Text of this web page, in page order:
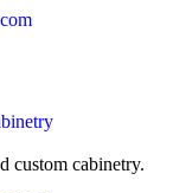
custom cabinetry.